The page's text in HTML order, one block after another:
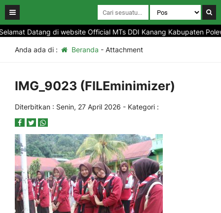
Datang di website Official MTs DDI Kanang Kabupaten
Anda ada di : Beranda - Attachment
IMG_9023 (FILEminimizer)
Diterbitkan : Senin, 27 April 2026 - Kategori :